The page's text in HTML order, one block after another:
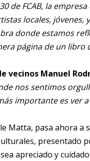
de FCAB, la
locales,
donde estamos
página de un
vecinos Manuel
nos sentimos
importante es ver
Matta, pasa ahora a
presentado
apreciado y